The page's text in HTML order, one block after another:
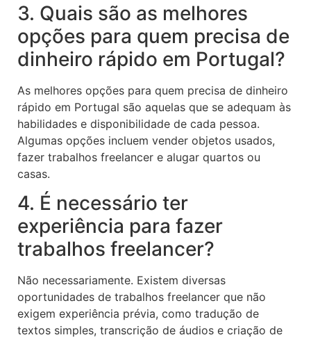
3. Quais são as melhores
opções para quem precisa de
dinheiro rápido em Portugal?
As melhores opções para quem precisa de dinheiro
rápido em Portugal são aquelas que se adequam às
habilidades e disponibilidade de cada pessoa.
Algumas opções incluem vender objetos usados,
fazer trabalhos freelancer e alugar quartos ou
casas.
4. É necessário ter
experiência para fazer
trabalhos freelancer?
Não necessariamente. Existem diversas
oportunidades de trabalhos freelancer que não
exigem experiência prévia, como tradução de
textos simples, transcrição de áudios e criação de